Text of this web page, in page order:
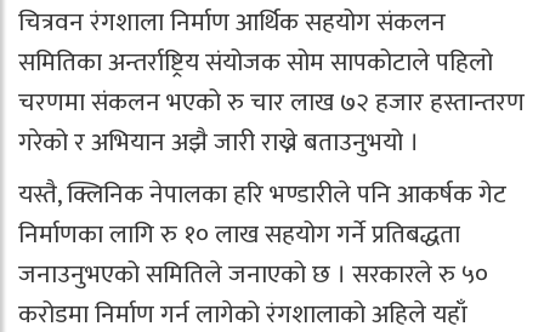
चित्रवन रंगशाला निर्माण आर्थिक सहयोग संकलन
समितिका अन्तर्राष्ट्रिय संयोजक सोम सापकोटाले पहिलो
चरणमा संकलन भएको रु चार लाख ७२ हजार हस्तान्तरण
गरेको र अभियान अझै जारी राख्ने बताउनुभयो ।
यस्तै, क्लिनिक नेपालका हरि भण्डारीले पनि आकर्षक गेट
निर्माणका लागि रु १० लाख सहयोग गर्ने प्रतिबद्धता
जनाउनुभएको समितिले जनाएको छ । सरकारले रु ५०
करोडमा निर्माण गर्न लागेको रंगशालाको अहिले यहाँ